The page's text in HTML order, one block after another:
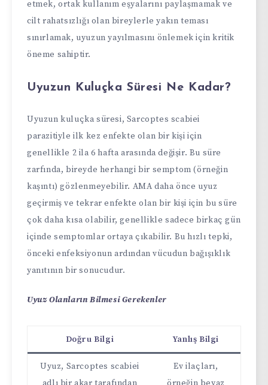
etmek, ortak kullanım eşyalarını paylaşmamak ve
cilt rahatsızlığı olan bireylerle yakın teması
sınırlamak, uyuzun yayılmasını önlemek için kritik
öneme sahiptir.
Uyuzun Kuluçka Süresi Ne Kadar?
Uyuzun kuluçka süresi, Sarcoptes scabiei
parazitiyle ilk kez enfekte olan bir kişi için
genellikle 2 ila 6 hafta arasında değişir. Bu süre
zarfında, bireyde herhangi bir semptom (örneğin
kaşıntı) gözlenmeyebilir. AMA daha önce uyuz
geçirmiş ve tekrar enfekte olan bir kişi için bu süre
çok daha kısa olabilir, genellikle sadece birkaç gün
içinde semptomlar ortaya çıkabilir. Bu hızlı tepki,
önceki enfeksiyonun ardından vücudun bağışıklık
yanıtının bir sonucudur.
Uyuz Olanların Bilmesi Gerekenler
Doğru Bilgi Yanlış Bilgi
Uyuz, Sarcoptes scabiei
Ev ilaçları,